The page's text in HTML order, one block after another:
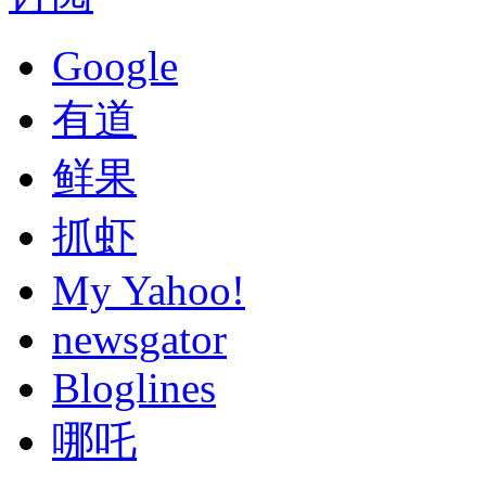
Google
有道
鲜果
抓虾
My Yahoo!
newsgator
Bloglines
哪吒